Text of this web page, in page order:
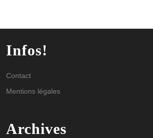
Infos!
Contact
Mentions légales
Archives